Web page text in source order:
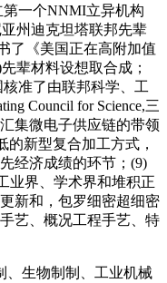
第一个NNMI立异机构
州迪克坦塔联邦先辈
了《美国正在高附加值
辈材料设想取合成；
准了由联邦科学、工
Council for Science,三
集微电子供应链的带领
新型复合加工方式，
经济成绩的环节；(9)
业界、学术界和堆积正
新和，包罗细密超细密
艺、概况工程手艺、特
生物制制、工业机械